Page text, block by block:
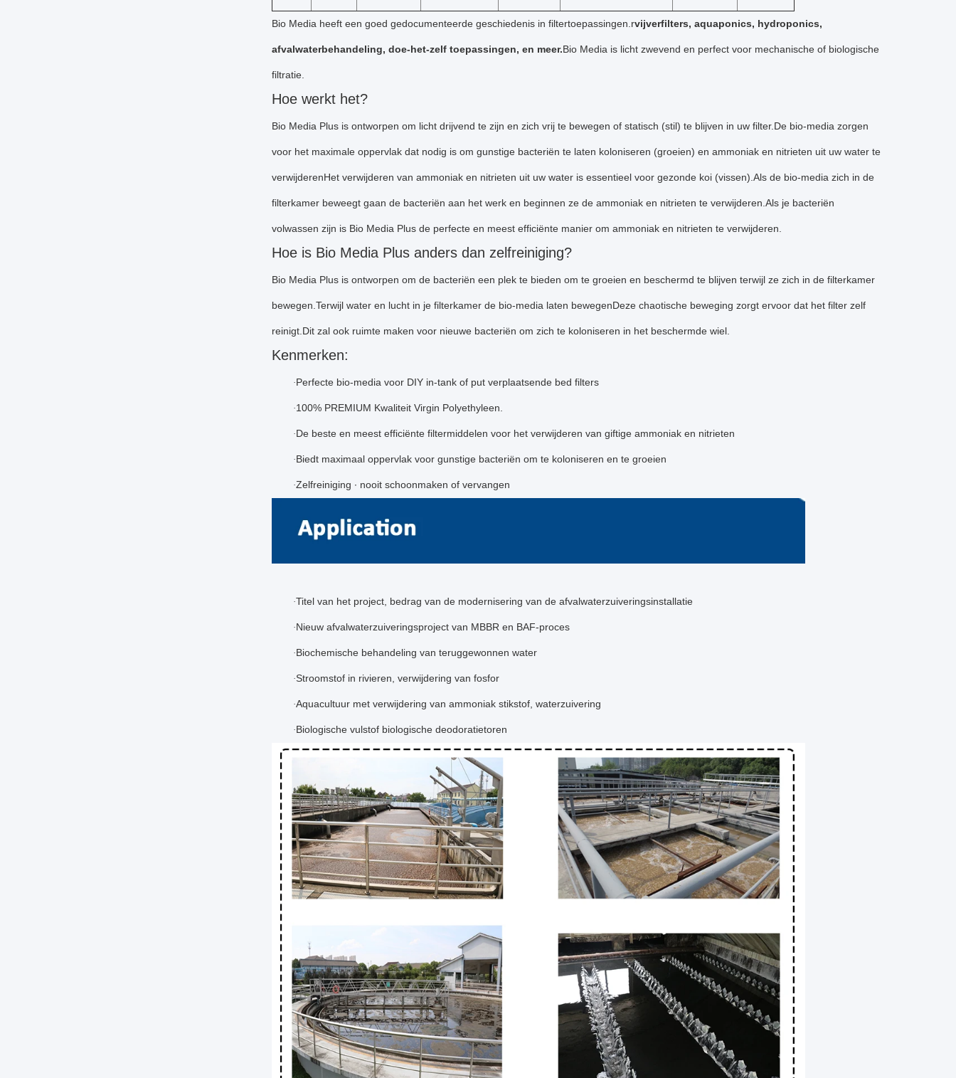
Bio Media heeft een goed gedocumenteerde geschiedenis in filtertoepassingen. rvijverfilters, aquaponics, hydroponics,
afvalwaterbehandeling, doe-het-zelf toepassingen, en meer.Bio Media is licht zwevend en perfect voor mechanische of biologische
filtratie.
Hoe werkt het?
Bio Media Plus is ontworpen om licht drijvend te zijn en zich vrij te bewegen of statisch (stil) te blijven in uw filter.De bio-media zorgen
voor het maximale oppervlak dat nodig is om gunstige bacteriën te laten koloniseren (groeien) en ammoniak en nitrieten uit uw water te
verwijderenHet verwijderen van ammoniak en nitrieten uit uw water is essentieel voor gezonde koi (vissen).Als de bio-media zich in de
filterkamer beweegt gaan de bacteriën aan het werk en beginnen ze de ammoniak en nitrieten te verwijderen.Als je bacteriën
volwassen zijn is Bio Media Plus de perfecte en meest efficiënte manier om ammoniak en nitrieten te verwijderen.
Hoe is Bio Media Plus anders dan zelfreiniging?
Bio Media Plus is ontworpen om de bacteriën een plek te bieden om te groeien en beschermd te blijven terwijl ze zich in de filterkamer
bewegen.Terwijl water en lucht in je filterkamer de bio-media laten bewegenDeze chaotische beweging zorgt ervoor dat het filter zelf
reinigt.Dit zal ook ruimte maken voor nieuwe bacteriën om zich te koloniseren in het beschermde wiel.
Kenmerken:
·Perfecte bio-media voor DIY in-tank of put verplaatsende bed filters
·100% PREMIUM Kwaliteit Virgin Polyethyleen.
·De beste en meest efficiënte filtermiddelen voor het verwijderen van giftige ammoniak en nitrieten
·Biedt maximaal oppervlak voor gunstige bacteriën om te koloniseren en te groeien
·Zelfreiniging ∙ nooit schoonmaken of vervangen
·Titel van het project, bedrag van de modernisering van de afvalwaterzuiveringsinstallatie
·Nieuw afvalwaterzuiveringsproject van MBBR en BAF-proces
·Biochemische behandeling van teruggewonnen water
·Stroomstof in rivieren, verwijdering van fosfor
·Aquacultuur met verwijdering van ammoniak stikstof, waterzuivering
·Biologische vulstof biologische deodoratietoren